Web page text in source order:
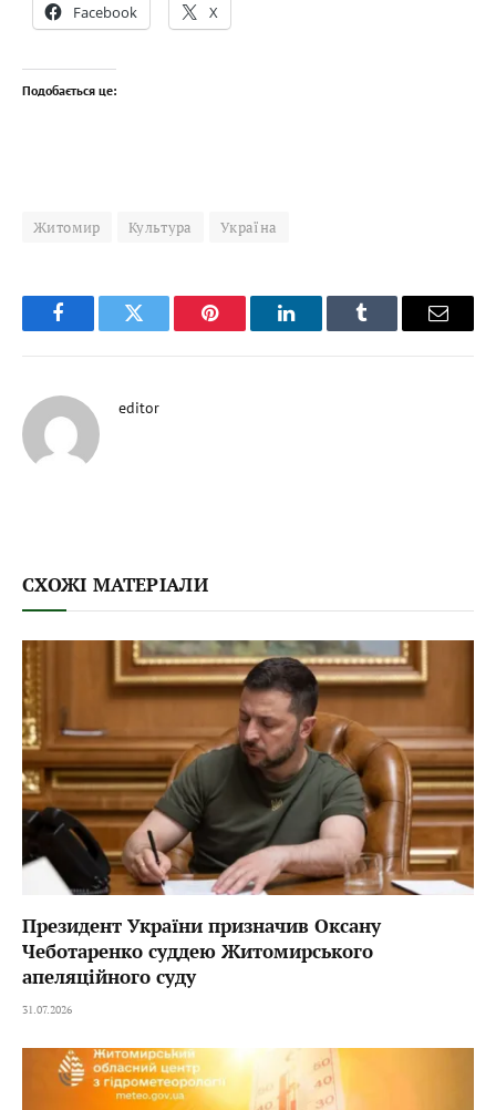
Facebook X
Подобається це:
Житомир Культура Україна
FacebookTwitter Pinterest LinkedInTumblr Email
editor
СХОЖІ МАТЕРІАЛИ
Президент України призначив Оксану
Чеботаренко суддею Житомирського
апеляційного суду
31.07.2026